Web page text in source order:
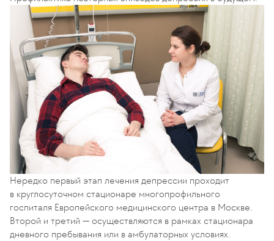
Нередко первый этап лечения депрессии проходит
в круглосуточном стационаре многопрофильного
госпиталя Европейского медицинского центра в Москве.
Второй и третий — осуществляются в рамках стационара
дневного пребывания или в амбулаторных условиях.